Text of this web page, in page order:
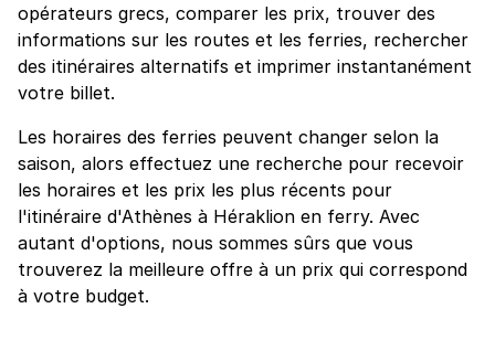
opérateurs grecs, comparer les prix, trouver des
informations sur les routes et les ferries, rechercher
des itinéraires alternatifs et imprimer instantanément
votre billet.
Les horaires des ferries peuvent changer selon la
saison, alors effectuez une recherche pour recevoir
les horaires et les prix les plus récents pour
l'itinéraire d'Athènes à Héraklion en ferry. Avec
autant d'options, nous sommes sûrs que vous
trouverez la meilleure offre à un prix qui correspond
à votre budget.